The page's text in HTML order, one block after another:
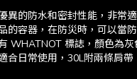
異的防水和密封性能，非常
的容器，在防災時，可以當
WHATNOT 標誌，顏色為
合日常使用，30L附兩條肩帶